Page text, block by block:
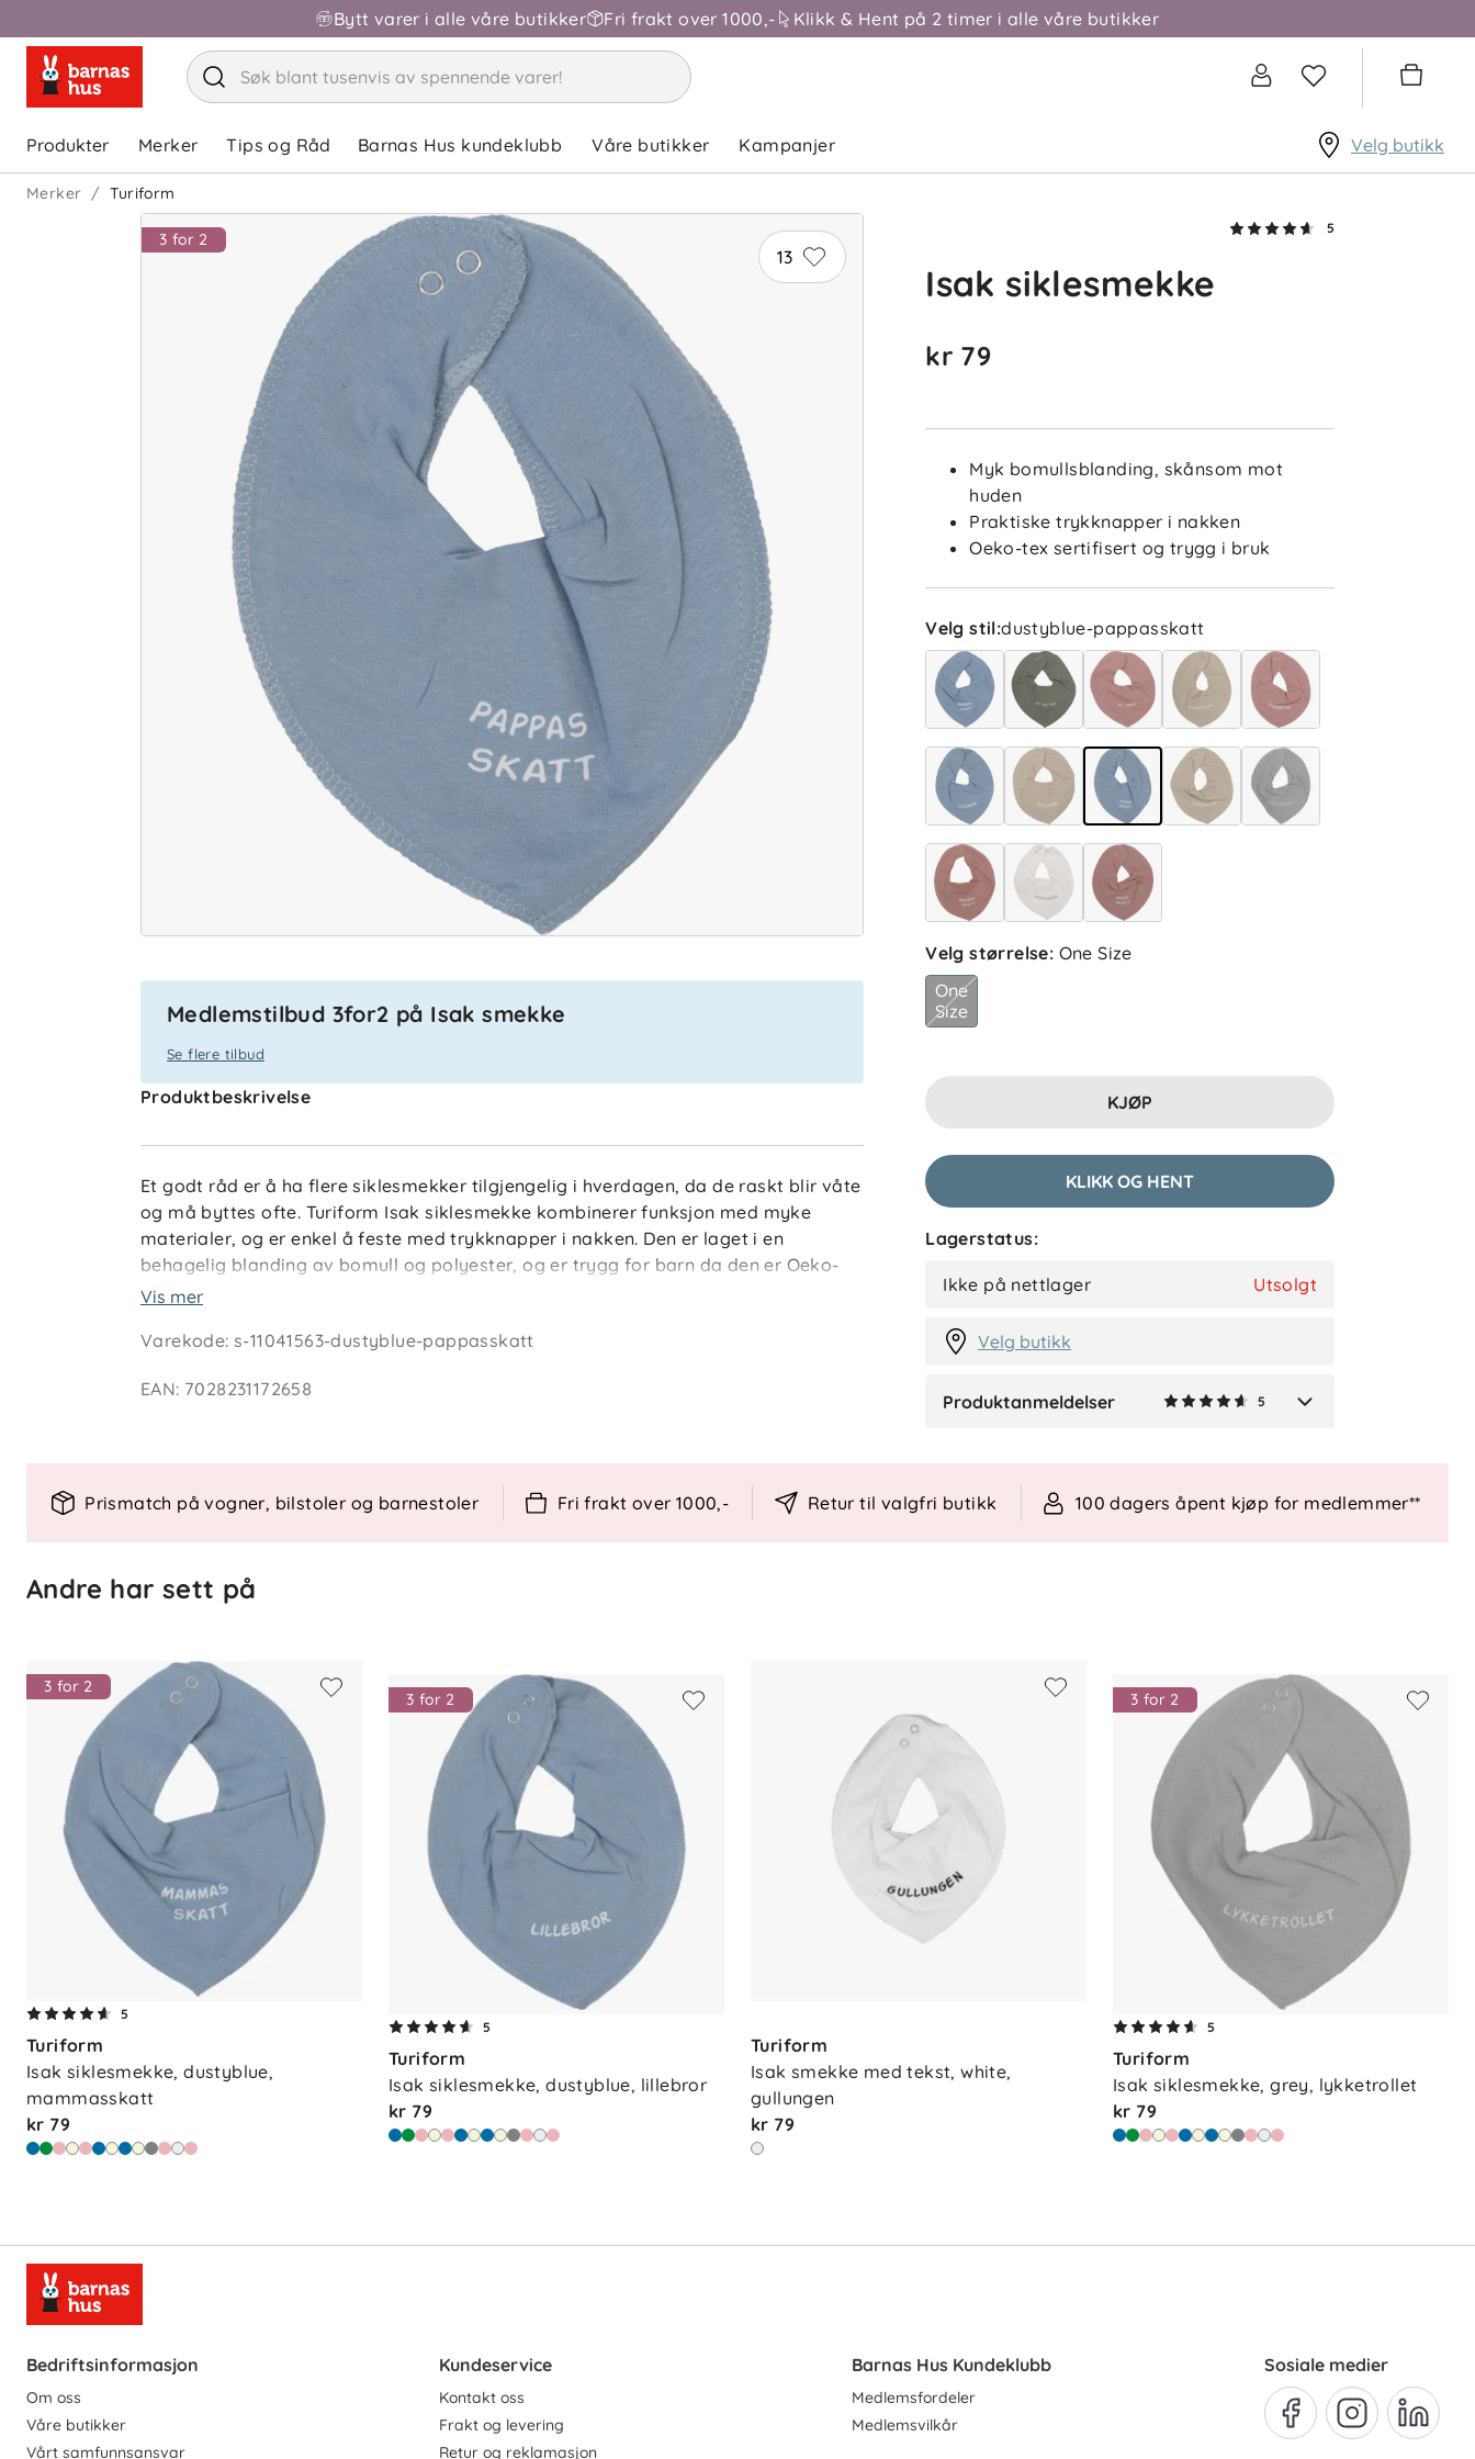
Bytt varer i alle våre butikker Fri frakt over 1000,- Klikk & Hent på 2 timer i alle våre butikker
Produkter Merker Tips og Råd Barnas Hus kundeklubb Våre butikker Kampanjer Velg butikk
Merker Turiform
13
3 for 2
Medlemstilbud 3for2 på Isak smekke
Se flere tilbud
Produktbeskrivelse
Et godt råd er å ha flere siklesmekker tilgjengelig i hverdagen, da de raskt blir våte
og må byttes ofte. Turiform Isak siklesmekke kombinerer funksjon med myke
materialer, og er enkel å feste med trykknapper i nakken. Den er laget i en
behagelig blanding av bomull og polyester, og er trygg for barn da den er Oeko-
tex Standard 100-sertifisert.
Nøkkelfunksjoner
Myk blanding av bomull og polyester
Materiale: 80 % bomull, 20 % polyester
Vask: Etter anvisning på produktet
Vis mer
Varekode:s-11041563-dustyblue-pappasskatt
EAN: 7028231172658
5
Isak siklesmekke
kr 79
Myk bomullsblanding, skånsom mot
huden
Praktiske trykknapper i nakken
Oeko-tex sertifisert og trygg i bruk
Velg stil:dustyblue-pappasskatt
Velg størrelse: One Size
One
Size
KJØP
KLIKK OG HENT
Lagerstatus:
Ikke på nettlager Utsolgt
Velg butikk
Produktanmeldelser 5
basert på 5 anmeldelser1
Anmeldelser (5)
Sorter etter Filtrer etter
I Ina
2 måneder siden
Stiv og tykk, i forhold til de fra
Newbie. Blir liggende dessverre.
Elisabeth B Bekreftet kjøper
SR
KV
1 måned siden
IF
Prismatch på vogner, bilstoler og barnestoler Fri frakt over 1000,- Retur til valgfri butikk 100 dagers åpent kjøp for medlemmer**
Andre har sett på
3 for 2
5
Turiform
Isak siklesmekke, dustyblue,
mammasskatt
kr 79
3 for 2
5
Turiform
Isak siklesmekke, dustyblue, lillebror
kr 79
Turiform
Isak smekke med tekst, white,
gullungen
kr 79
3 for 2
5
Turiform
Isak siklesmekke, grey, lykketrollet
kr 79
Bedriftsinformasjon
Om oss
Våre butikker
Vårt samfunnsansvar
Kundeservice
Kontakt oss
Frakt og levering
Retur og reklamasjon
Barnas Hus Kundeklubb
Medlemsfordeler
Medlemsvilkår
Sosiale medier